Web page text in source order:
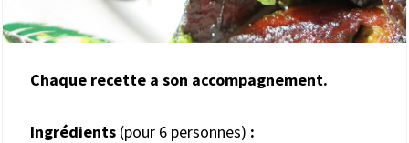
Chaque recette a son accompagnement.
Ingrédients (pour 6 personnes) :